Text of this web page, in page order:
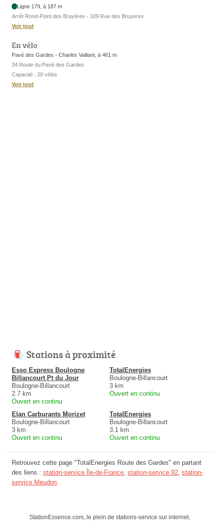
Ligne 179, à 187 m
Arrêt Rond-Point des Bruyères - 109 Rue des Bruyeres
Voir tout
En vélo
Pavé des Gardes - Charles Vaillant, à 461 m
34 Route du Pavé des Gardes
Capacité : 20 vélos
Voir tout
Stations à proximité
Esso Express Boulogne
Billancourt Pt du Jour
Boulogne-Billancourt
2.7 km
Ouvert en continu
TotalEnergies
Boulogne-Billancourt
3 km
Ouvert en continu
Elan Carburants Morizet
Boulogne-Billancourt
3 km
Ouvert en continu
TotalEnergies
Boulogne-Billancourt
3.1 km
Ouvert en continu
Retrouvez cette page "TotalEnergies Route des Gardes" en partant
des liens : station-service Île-de-France, station-service 92, station-
service Meudon.
StationEssence.com, le plein de stations-service sur internet.